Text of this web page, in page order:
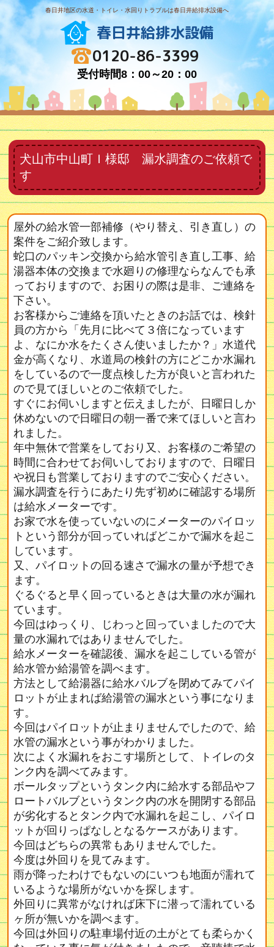
春日井地区の水道・トイレ・水回りトラブルは春日井給排水設備へ
春日井給排水設備
0120-86-3399
受付時間8：00～20：00
犬山市中山町Ｉ様邸 漏水調査のご依頼で
す
屋外の給水管一部補修（やり替え、引き直し）の
案件をご紹介致します。
蛇口のパッキン交換から給水管引き直し工事、給
湯器本体の交換まで水廻りの修理ならなんでも承
っておりますので、お困りの際は是非、ご連絡を
下さい。
お客様からご連絡を頂いたときのお話では、検針
員の方から「先月に比べて３倍になっています
よ、なにか水をたくさん使いましたか？」水道代
金が高くなり、水道局の検針の方にどこか水漏れ
をしているので一度点検した方が良いと言われた
ので見てほしいとのご依頼でした。
すぐにお伺いしますと伝えましたが、日曜日しか
休めないので日曜日の朝一番で来てほしいと言わ
れました。
年中無休で営業をしており又、お客様のご希望の
時間に合わせてお伺いしておりますので、日曜日
や祝日も営業しておりますのでご安心ください。
漏水調査を行うにあたり先ず初めに確認する場所
は給水メーターです。
お家で水を使っていないのにメーターのパイロッ
トという部分が回っていればどこかで漏水を起こ
しています。
又、パイロットの回る速さで漏水の量が予想でき
ます。
ぐるぐると早く回っているときは大量の水が漏れ
ています。
今回はゆっくり、じわっと回っていましたので大
量の水漏れではありませんでした。
給水メーターを確認後、漏水を起こしている管が
給水管か給湯管を調べます。
方法として給湯器に給水バルブを閉めてみてパイ
ロットが止まれば給湯管の漏水という事になりま
す。
今回はパイロットが止まりませんでしたので、給
水管の漏水という事がわかりました。
次によく水漏れをおこす場所として、トイレのタ
ンク内を調べてみます。
ボールタップというタンク内に給水する部品やフ
ロートバルブというタンク内の水を開閉する部品
が劣化するとタンク内で水漏れを起こし、パイロ
ットが回りっぱなしとなるケースがあります。
今回はどちらの異常もありませんでした。
今度は外回りを見てみます。
雨が降ったわけでもないのにいつも地面が濡れて
いるような場所がないかを探します。
外回りに異常がなければ床下に潜って濡れている
ヶ所が無いかを調べます。
今回は外回りの駐車場付近の土がとても柔らかく